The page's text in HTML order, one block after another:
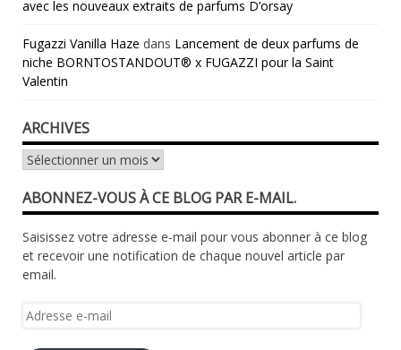
avec les nouveaux extraits de parfums D’orsay
Fugazzi Vanilla Haze dans Lancement de deux parfums de
niche BORNTOSTANDOUT® x FUGAZZI pour la Saint
Valentin
ARCHIVES
Archives
ABONNEZ-VOUS À CE BLOG PAR E-MAIL.
Saisissez votre adresse e-mail pour vous abonner à ce blog
et recevoir une notification de chaque nouvel article par
email.
Adresse